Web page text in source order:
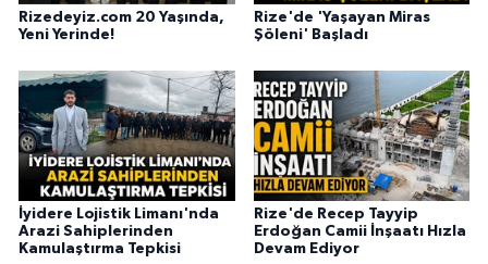
Rizedeyiz.com 20 Yaşında,
Yeni Yerinde!
Rize'de 'Yaşayan Miras
Şöleni' Başladı
İyidere Lojistik Limanı'nda
Arazi Sahiplerinden
Kamulaştırma Tepkisi
Rize'de Recep Tayyip
Erdoğan Camii İnşaatı Hızla
Devam Ediyor